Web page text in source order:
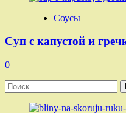
Соусы
Суп с капустой и
0
Найти: